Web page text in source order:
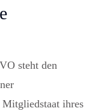
steht den
Mitgliedstaat ihres